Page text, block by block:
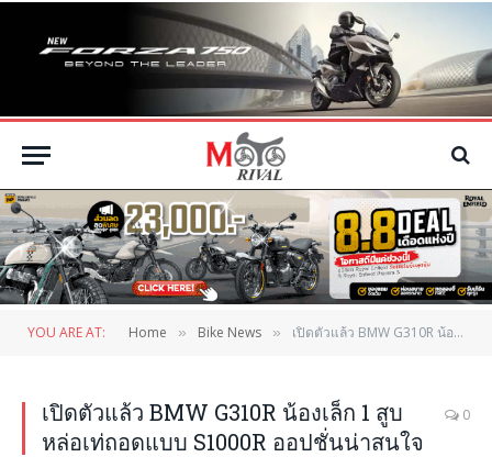
YOU ARE AT: Home » Bike News » เปิดตัวแล้ว BMW G310R น้องเล็ก 1 สูบ หล่อเท่ถอดแบบ S1000R ออปชั่นน่าสนใจ
เปิดตัวแล้ว BMW G310R น้องเล็ก 1 สูบ
หล่อเท่ถอดแบบ S1000R ออปชั่นน่าสนใจ
0